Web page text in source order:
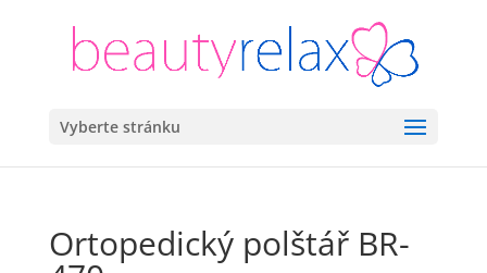
Vyberte stránku
Ortopedický polštář BR-